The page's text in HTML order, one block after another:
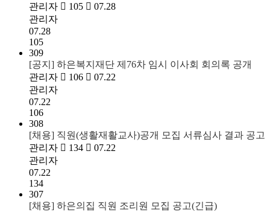
관리자
105
07.28
관리자
07.28
105
309
[공지] 하은복지재단 제76차 임시 이사회 회의록 공개
관리자
106
07.22
관리자
07.22
106
308
[채용] 직원(생활재활교사)공개 모집 서류심사 결과 공고
관리자
134
07.22
관리자
07.22
134
307
[채용] 하은의집 직원 조리원 모집 공고(긴급)